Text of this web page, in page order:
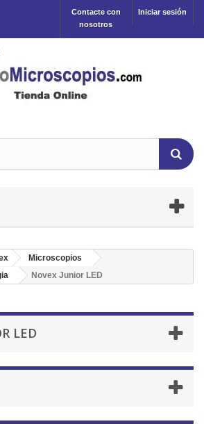
Iniciar sesión
Contacte con
nosotros
Microscopios
Novex Junior LED
LED